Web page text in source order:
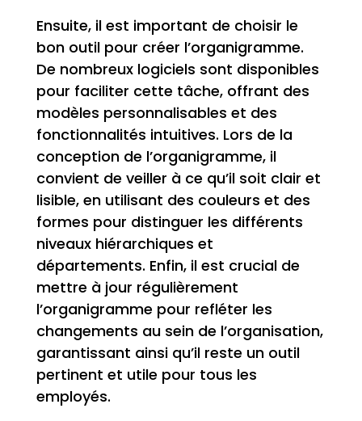
Ensuite, il est important de choisir le
bon outil pour créer l’organigramme.
De nombreux logiciels sont disponibles
pour faciliter cette tâche, offrant des
modèles personnalisables et des
fonctionnalités intuitives. Lors de la
conception de l’organigramme, il
convient de veiller à ce qu’il soit clair et
lisible, en utilisant des couleurs et des
formes pour distinguer les différents
niveaux hiérarchiques et
départements. Enfin, il est crucial de
mettre à jour régulièrement
l’organigramme pour refléter les
changements au sein de l’organisation,
garantissant ainsi qu’il reste un outil
pertinent et utile pour tous les
employés.